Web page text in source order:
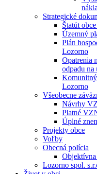
Strategické
Štatút
Územný
Plán
Lozorno
Opatrenia
odpadu na
Lozorno
Všeobecne
Návrhy
Platné
Úplné
Projekty obce
Voľby
Obecná polícia
Lozorno spol.